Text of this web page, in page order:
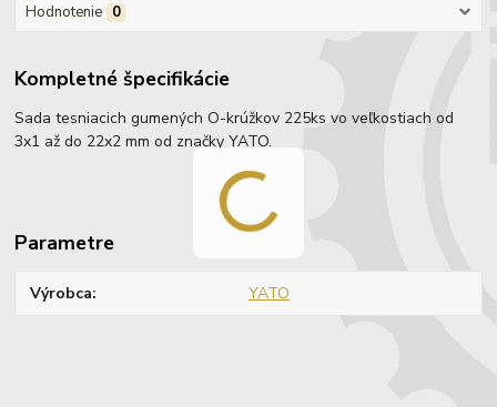
Hodnotenie 0
Kompletné špecifikácie
Sada tesniacich gumených O-krúžkov 225ks vo veľkostiach od
3x1 až do 22x2 mm od značky YATO.
Parametre
Výrobca YATO